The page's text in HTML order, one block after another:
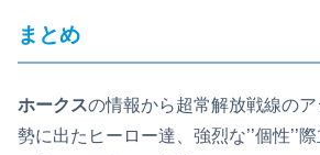
まとめ
ホークスの情報から超常解放戦線の
勢に出たヒーロー達、強烈な’’個性’’